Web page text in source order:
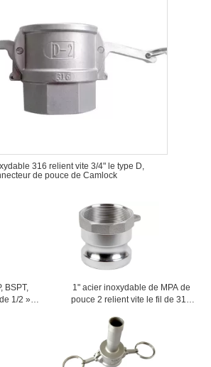
316 relient vite 3/4" le type D,
de pouce de Camlock
BSPT,
1/2 » a
1" acier inoxydable de MPA de
pouce 2 relient vite le fil de 316